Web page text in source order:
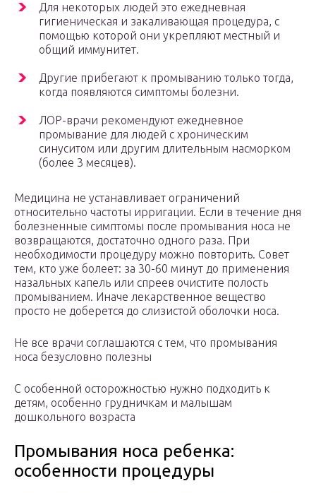
Для некоторых людей это ежедневная
гигиеническая и закаливающая процедура, с
помощью которой они укрепляют местный и
общий иммунитет.
Другие прибегают к промыванию только тогда,
когда появляются симптомы болезни.
ЛОР-врачи рекомендуют ежедневное
промывание для людей с хроническим
синуситом или другим длительным насморком
(более 3 месяцев).
Медицина не устанавливает ограничений
относительно частоты ирригации. Если в течение дня
болезненные симптомы после промывания носа не
возвращаются, достаточно одного раза. При
необходимости процедуру можно повторить. Совет
тем, кто уже болеет: за 30-60 минут до применения
назальных капель или спреев очистите полость
промыванием. Иначе лекарственное вещество
просто не доберется до слизистой оболочки носа.
Не все врачи соглашаются с тем, что промывания
носа безусловно полезны
С особенной осторожностью нужно подходить к
детям, особенно грудничкам и малышам
дошкольного возраста
Промывания носа ребенка:
особенности процедуры